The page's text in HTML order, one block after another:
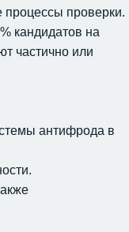
процессы проверки.
кандидатов на
частично или
антифрода в